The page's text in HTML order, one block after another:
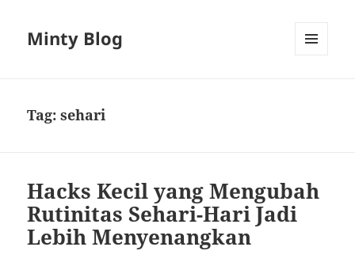
Minty Blog
Tag:sehari
Hacks Kecil yang Mengubah
Rutinitas Sehari-Hari Jadi
Lebih Menyenangkan